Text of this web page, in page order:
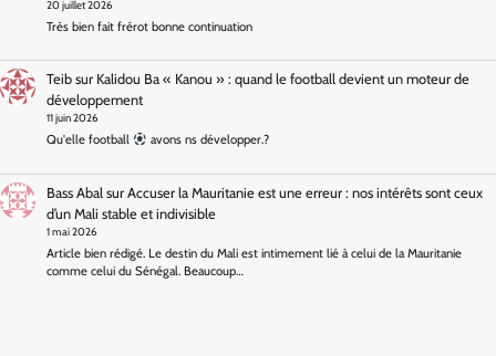
20 juillet 2026
Très bien fait frérot bonne continuation
Teibsur Kalidou Ba « Kanou » : quand le football devient un moteur de
développement
11 juin 2026
Qu'elle football avons ns développer.?
Bass Abalsur Accuser la Mauritanie est une erreur : nos intérêts sont ceux
d’un Mali stable et indivisible
1 mai 2026
Article bien rédigé. Le destin du Mali est intimement lié à celui de la Mauritanie
comme celui du Sénégal. Beaucoup…